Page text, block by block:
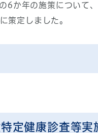
か年の施策について
策定しました。
定健康診査等実